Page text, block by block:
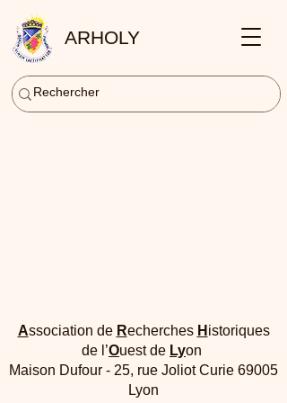
ARHOLY
Association de Recherches H istoriques
de l’Ouest de Lyon
Maison Dufour - 25, rue Joliot Curie 69005
Lyon